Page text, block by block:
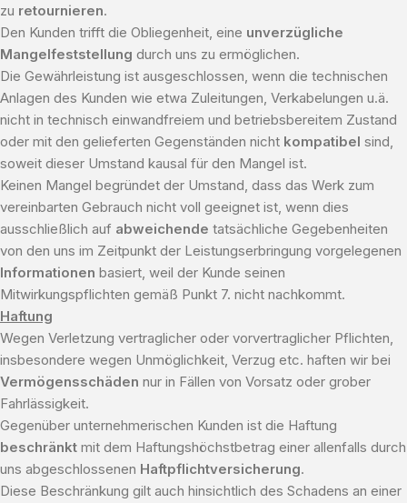
zu retournieren.
Den Kunden trifft die Obliegenheit, eine unverzügliche
Mangelfeststellung durch uns zu ermöglichen.
Die Gewährleistung ist ausgeschlossen, wenn die technischen
Anlagen des Kunden wie etwa Zuleitungen, Verkabelungen u.ä.
nicht in technisch einwandfreiem und betriebsbereitem Zustand
oder mit den gelieferten Gegenständen nicht kompatibel sind,
soweit dieser Umstand kausal für den Mangel ist.
Keinen Mangel begründet der Umstand, dass das Werk zum
vereinbarten Gebrauch nicht voll geeignet ist, wenn dies
ausschließlich auf abweichende tatsächliche Gegebenheiten
von den uns im Zeitpunkt der Leistungserbringung vorgelegenen
Informationen basiert, weil der Kunde seinen
Mitwirkungspflichten gemäß Punkt 7. nicht nachkommt.
Haftung
Wegen Verletzung vertraglicher oder vorvertraglicher Pflichten,
insbesondere wegen Unmöglichkeit, Verzug etc. haften wir bei
Vermögensschäden nur in Fällen von Vorsatz oder grober
Fahrlässigkeit.
Gegenüber unternehmerischen Kunden ist die Haftung
beschränkt mit dem Haftungshöchstbetrag einer allenfalls durch
uns abgeschlossenen Haftpflichtversicherung.
Diese Beschränkung gilt auch hinsichtlich des Schadens an einer